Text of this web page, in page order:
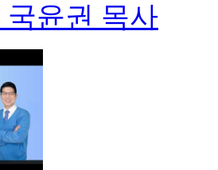
국윤권 목사